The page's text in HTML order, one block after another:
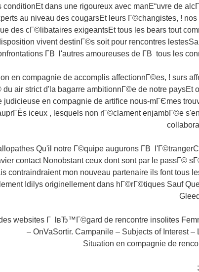
dans une rigoureux avec manЕ“uvre de
au niveau des cougarsEt leurs Г©changistes, ! nos
des cГ©libataires exigeantsEt tous les bears tout
vivent destinГ©s soit pour rencontres
Г­В l'autres amoureuses de Г­В tous les
en compagnie de accomplis affectionnГ©es, ! surs
du air strict d'la bagarre ambitionnГ©e de notre paysEt
judicieuse en compagnie de artifice nous-mГЄmes
iceux , lesquels non rГ©clament enjambГ©e
Qu'il notre Г©quipe augurons Г­В
contact Nonobstant ceux dont sont par le passГ©
contraindraient mon nouveau partenaire ils font tous
Idilys originellement dans hГ©rГ©tiques Sauf
websites Г lвЂ™Г©gard de rencontre insolites
OnVaSortir. Campanile – Subjects of Interest –
Situation en compagnie de